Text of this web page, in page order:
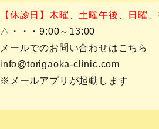
【休診日】木曜、土曜午後、日曜、
△・・・9:00～13:00
メールでのお問い合わせはこちら
info@torigaoka-clinic.com
※メールアプリが起動します